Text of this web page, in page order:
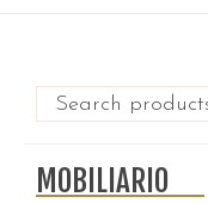
MOBILIARIO